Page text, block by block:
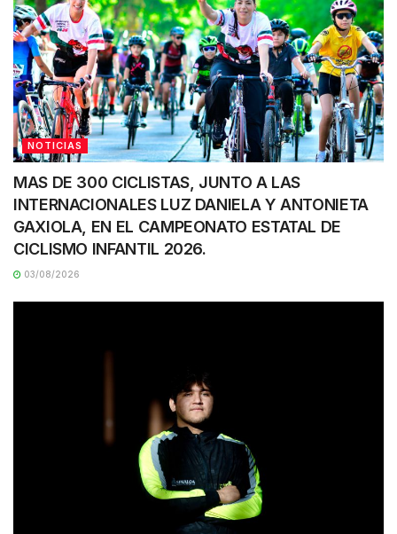
NOTICIAS
MAS DE 300 CICLISTAS, JUNTO A LAS
INTERNACIONALES LUZ DANIELA Y ANTONIETA
GAXIOLA, EN EL CAMPEONATO ESTATAL DE
CICLISMO INFANTIL 2026.
03/08/2026